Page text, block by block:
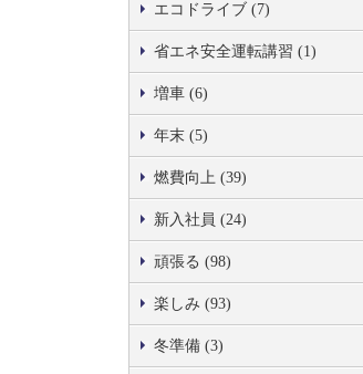
エコドライブ (7)
省エネ安全運転講習 (1)
増車 (6)
年末 (5)
燃費向上 (39)
新入社員 (24)
頑張る (98)
楽しみ (93)
冬準備 (3)